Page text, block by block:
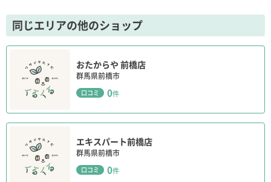
同じエリアの他のショップ
おたからや 前橋店
群馬県前橋市
口コミ 0件
エキスパート前橋店
群馬県前橋市
口コミ 0件